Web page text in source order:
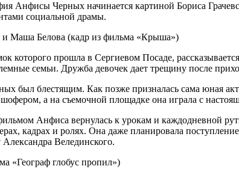
Анфисы Черных начинается картиной Бориса
социальной драмы.
Маша Белова (кадр из фильма «Крыша»)
которого прошла в Сергиевом Посаде,
семьи. Дружба девочек дает трещину после
был блестящим. Как позже призналась сама юная
а на съемочной площадке она играла с
Анфиса вернулась к урокам и каждодневной
кадрах и ролях. Она даже планировала
Александра Велединского.
«Географ глобус пропил»)